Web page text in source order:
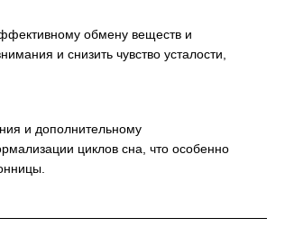
обмену веществ и
и снизить чувство усталости,
и дополнительному
циклов сна, что особенно